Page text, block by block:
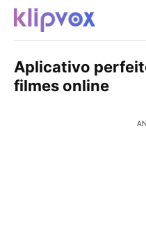
Aplicativo
filmes online